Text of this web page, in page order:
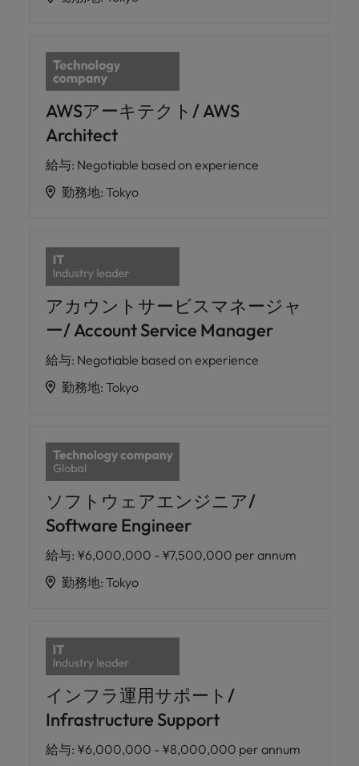
AWSアーキテクト/ AWS
Architect
給与: Negotiable based on experience
勤務地: Tokyo
アカウントサービスマネージャ
ー/ Account Service Manager
給与: Negotiable based on experience
勤務地: Tokyo
ソフトウェアエンジニア/
Software Engineer
給与: ¥6,000,000 - ¥7,500,000 per annum
勤務地: Tokyo
インフラ運用サポート/
Infrastructure Support
給与: ¥6,000,000 - ¥8,000,000 per annum